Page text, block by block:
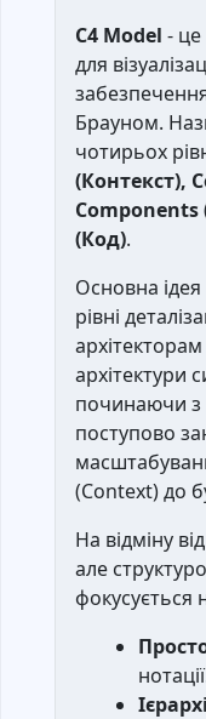
C4 Model - це
для
Брауном.
чотирьох
(Контекст),
Components
(Код).
Основна ідея
рівні
архітектури
починаючи з
поступово
(Context) до
На відміну
але
фокусується